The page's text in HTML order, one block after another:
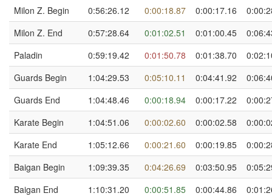
Milon Z. Begin
0:56:26.12 0:00:18.87 0:00:17.16
Milon Z. End
0:57:28.64 0:01:02.51 0:01:00.45
Paladin
0:59:19.42 0:01:50.78 0:01:38.70
Guards Begin
1:04:29.53 0:05:10.11 0:04:41.92
Guards End
1:04:48.46 0:00:18.94 0:00:17.22
Karate Begin
1:04:51.06 0:00:02.60 0:00:02.58
Karate End
1:05:12.66 0:00:21.60 0:00:19.85
Baigan Begin
1:09:39.35 0:04:26.69 0:03:50.95
Baigan End
1:10:31.20 0:00:51.85 0:00:44.86